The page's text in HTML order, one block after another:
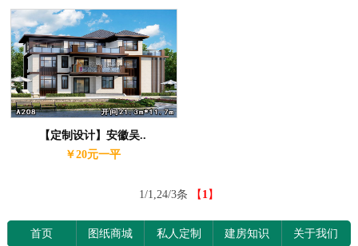
【定制设计】安徽吴..
￥20元一平
1/1,24/3条 【 1 】
首页 图纸商城 私人定制 建房知识 关于我们